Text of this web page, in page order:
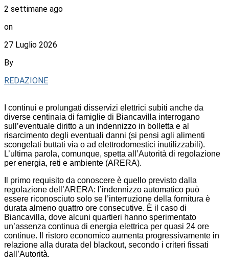
2 settimane ago
on
27 Luglio 2026
By
REDAZIONE
I continui e prolungati disservizi elettrici subiti anche da
diverse centinaia di famiglie di Biancavilla interrogano
sull’eventuale diritto a un indennizzo in bolletta e al
risarcimento degli eventuali danni (si pensi agli alimenti
scongelati buttati via o ad elettrodomestici inutilizzabili).
L’ultima parola, comunque, spetta all’Autorità di regolazione
per energia, reti e ambiente (ARERA).
Il primo requisito da conoscere è quello previsto dalla
regolazione dell’ARERA: l’indennizzo automatico può
essere riconosciuto solo se l’interruzione della fornitura è
durata almeno quattro ore consecutive. È il caso di
Biancavilla, dove alcuni quartieri hanno sperimentato
un’assenza continua di energia elettrica per quasi 24 ore
continue. Il ristoro economico aumenta progressivamente in
relazione alla durata del blackout, secondo i criteri fissati
dall’Autorità.